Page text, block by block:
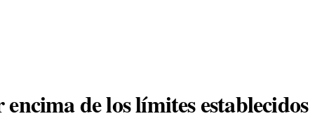
de los límites establecidos